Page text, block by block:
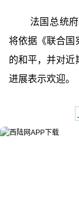
法国总统
将依据《联合国
的和平，并对近
进展表示欢迎。